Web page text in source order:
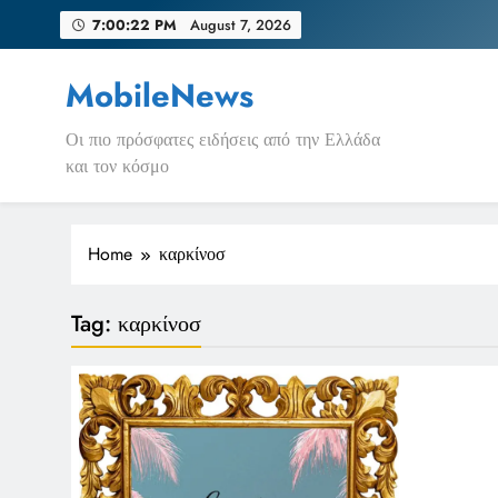
7:00:22 PM August 7, 2026
MobileNews
Οι πιο πρόσφατες ειδήσεις από την Ελλάδα
και τον κόσμο
Home καρκίνοσ
Tag: καρκίνοσ